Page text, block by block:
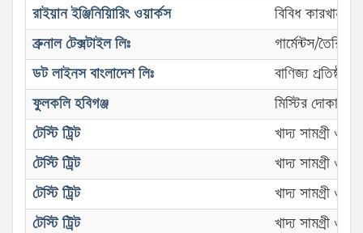
রাইয়ান ইঞ্জিনিয়িারিং ওয়ার্কস
বিবিধ কারখানা
ব্রুনাল টেক্সটাইল লিঃ
গার্মেন্টস/তৈরি
ডট লাইনস বাংলাদেশ লিঃ
বাণিজ্য
ফুলকলি হবিগঞ্জ
মিস্টির দোকান
টেস্টি ট্রিট
খাদ্য সামগ্রী ও
টেস্টি ট্রিট
খাদ্য সামগ্রী ও
টেস্টি ট্রিট
খাদ্য সামগ্রী ও
টেস্টি ট্রিট
খাদ্য সামগ্রী ও